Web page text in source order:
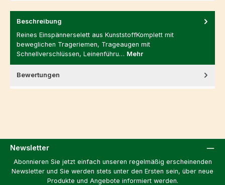
Beschreibung
Reines Einspännerselett aus KunststoffKomplett mit
beweglichen Trageriemen, Trageaugen mit
Schnellverschlüssen, Leinenführu… Mehr
Bewertungen
Newsletter
Abonnieren Sie jetzt einfach unseren regelmäßig erscheinenden
Newsletter und Sie werden stets unter den Ersten sein, über neue
Produkte und Angebote informiert werden.